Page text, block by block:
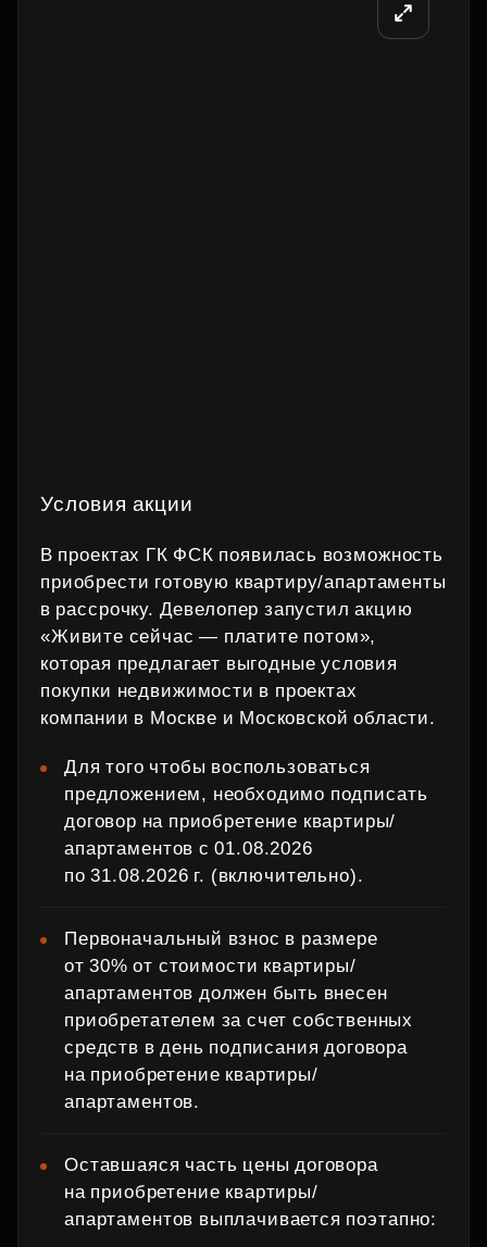
Условия акции
В проектах ГК ФСК появилась возможность
приобрести готовую квартиру/апартаменты
в рассрочку. Девелопер запустил акцию
«Живите сейчас — платите потом»,
которая предлагает выгодные условия
покупки недвижимости в проектах
компании в Москве и Московской области.
Для того чтобы воспользоваться
предложением, необходимо подписать
договор на приобретение квартиры/
апартаментов с 01.08.2026
по 31.08.2026 г. (включительно).
Первоначальный взнос в размере
от 30% от стоимости квартиры/
апартаментов должен быть внесен
приобретателем за счет собственных
средств в день подписания договора
на приобретение квартиры/
апартаментов.
Оставшаяся часть цены договора
на приобретение квартиры/
апартаментов выплачивается поэтапно: